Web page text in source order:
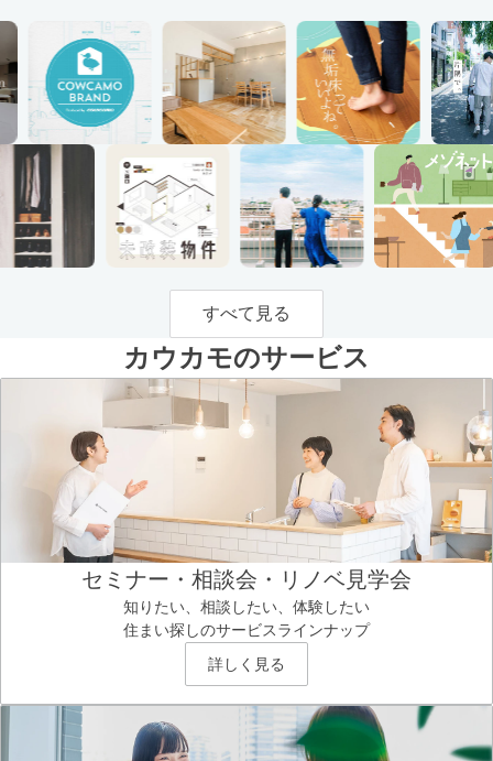
すべて見る
カウカモのサービス
セミナー・相談会・リノベ見学会
知りたい、相談したい、体験したい
住まい探しのサービスラインナップ
詳しく見る